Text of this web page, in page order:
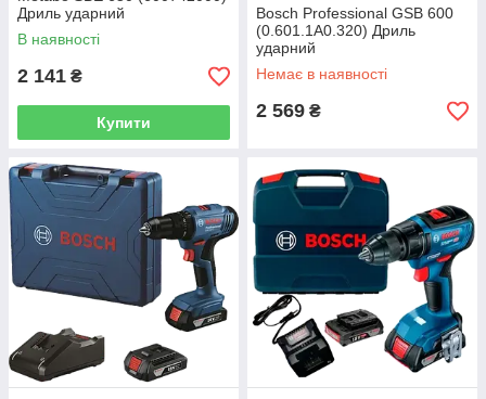
Дриль ударний
В наявності
2 141 ₴
Купити
Bosch Professional GSB 600
(0.601.1A0.320) Дриль
ударний
Немає в наявності
2 569 ₴